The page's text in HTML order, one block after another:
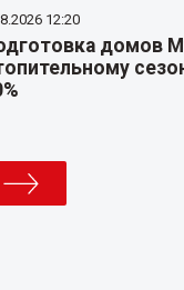
12:20
домов